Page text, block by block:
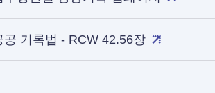
공 기록법 - RCW 42.56장